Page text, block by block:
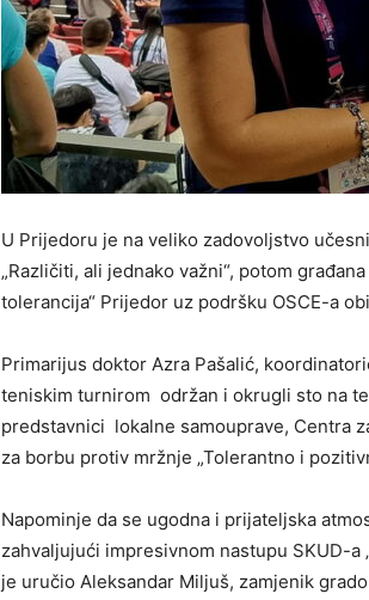
U Prijedoru je na veliko zadovoljstvo
„Različiti, ali jednako važni“, potom
tolerancija“ Prijedor uz podršku OSCE-a
Primarijus doktor Azra Pašalić,
teniskim turnirom održan i okrugli sto na
predstavnici lokalne samouprave, Centra
za borbu protiv mržnje „Tolerantno i
Napominje da se ugodna i prijateljska
zahvaljujući impresivnom nastupu SKUD-
je uručio Aleksandar Miljuš, zamjenik